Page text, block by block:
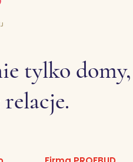
tylko domy,